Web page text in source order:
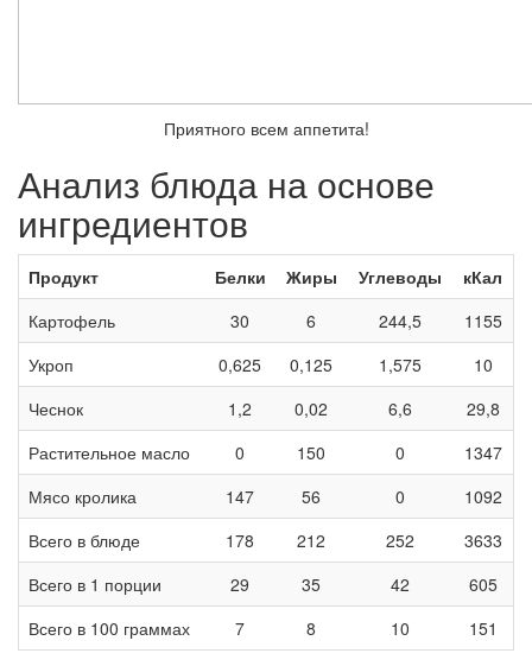
Приятного всем аппетита!
Анализ блюда на основе
ингредиентов
Продукт Белки Жиры Углеводы
кКал
Картофель
30 6 244,5
1155
Укроп
0,625 0,125 1,575
10
Чеснок
1,2 0,02 6,6
29,8
Растительное масло
0 150 0
1347
Мясо кролика
147 56 0
1092
Всего в блюде
178 212 252
3633
Всего в 1 порции
29 35 42
605
Всего в 100 граммах
7 8 10 151